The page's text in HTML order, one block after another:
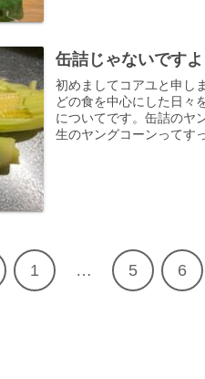
缶詰じゃないです
初めましてコアユと申し
どの食を中心にした日々
についてです。缶詰のヤ
生のヤングコーンってす
1 … 5 6